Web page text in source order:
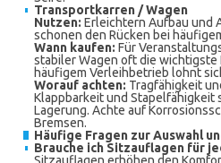
Transportkarren / Wagen
Nutzen: Erleichtern Aufbau und
schonen den Rücken bei
Wann kaufen: Für
stabiler Wagen oft die wichtigste
häufigem Verleihbetrieb lohnt
Worauf achten: Tragfähigkeit
Klappbarkeit und Stapelfähigkeit
Lagerung. Achte auf
Bremsen.
Häufige Fragen zur Auswahl
Brauche ich Sitzauflagen für